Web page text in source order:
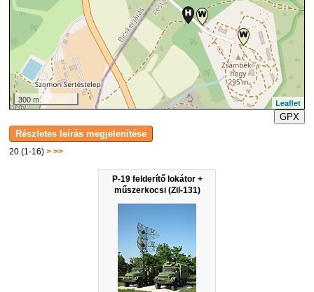
20 (1-16)> >>
P-19 felderítő lokátor +
műszerkocsi (Zil-131)
300 m
Leaflet
GPX